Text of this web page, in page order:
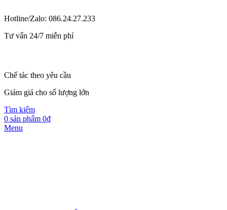
Hotline/Zalo: 086.24.27.233
Tư vấn 24/7 miễn phí
Chế tác theo yêu cầu
Giảm giá cho số lượng lớn
Tìm kiếm
0 sản phẩm 0₫
Menu